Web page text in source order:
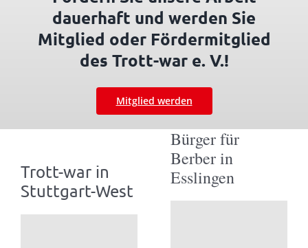
dauerhaft und werden Sie
Mitglied oder Fördermitglied
des Trott-war e. V.!
Mitglied werden
Trott-war in
Stuttgart-West
Bürger für
Berber in
Esslingen